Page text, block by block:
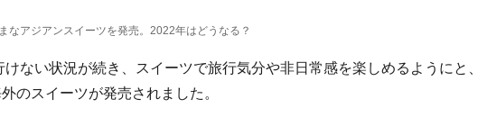
なアジアンスイーツを発売。2022年はどうなる？
ない状況が続き、スイーツで旅行気分や非日常感を楽しめるようにと、
のスイーツが発売されました。